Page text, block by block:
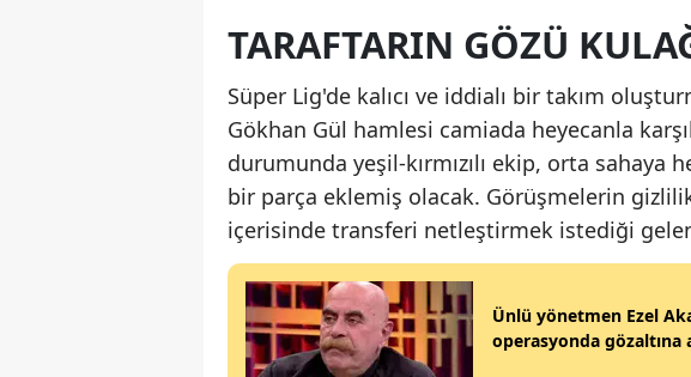
TARAFTARIN GÖZÜ
Süper Lig'de kalıcı ve iddialı bir takım
Gökhan Gül hamlesi camiada heyecanla
durumunda yeşil-kırmızılı ekip, orta
bir parça eklemiş olacak. Görüşmelerin
içerisinde transferi netleştirmek istediği
Ünlü yönetmen Ezel
operasyonda gözaltına